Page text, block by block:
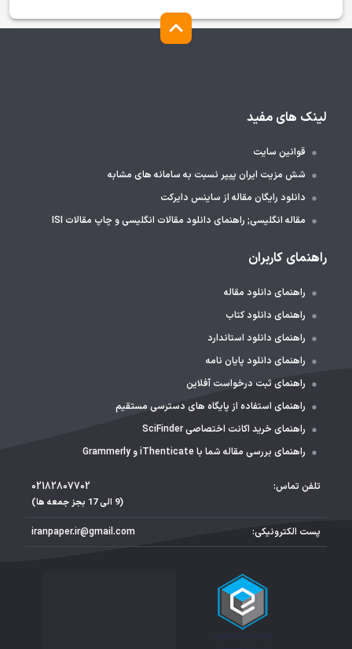
لینک های مفید
قوانین سایت
شش مزیت ایران پیپر نسبت به سامانه های مشابه
دانلود رایگان مقاله از ساینس دایرکت
مقاله انگلیسی; راهنمای دانلود مقالات انگلیسی و چاپ مقالات ISI
راهنمای کاربران
راهنمای دانلود مقاله
راهنمای دانلود کتاب
راهنمای دانلود استاندارد
راهنمای دانلود پایان نامه
راهنمای ثبت درخواست آفلاین
راهنمای استفاده از پایگاه های دسترسی مستقیم
راهنمای خرید اکانت اختصاصی SciFinder
راهنمای بررسی مقاله شما با iThenticate و Grammerly
تلفن تماس: 02182807702
(9 الی 17 بجز جمعه ها)
پست الکترونیکی: iranpaper.ir@gmail.com